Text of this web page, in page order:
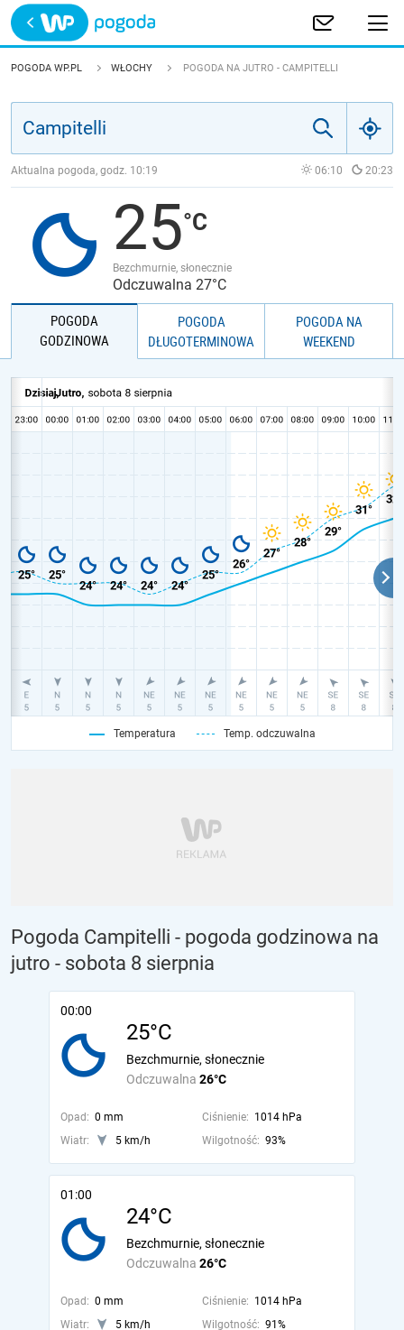
Trwa ładowanie
POLSKA
JAKOŚĆ POWIETRZA
POGODA WP.PL WŁOCHY POGODA NA JUTRO - CAMPITELLI
Aktualna pogoda, godz. 10:19 06:10 20:23
25
Bezchmurnie, słonecznie
Odczuwalna 27°C
POGODA
GODZINOWA
POGODA
DŁUGOTERMINOWA
POGODA NA
WEEKEND
Temperatura Temp. odczuwalna
Pogoda Campitelli - pogoda godzinowa na
jutro - sobota 8 sierpnia
00:00
25°C
Odczuwalna 26°C
Bezchmurnie, słonecznie
Opad: 0 mm Ciśnienie: 1014 hPa
Wiatr:
5 km/h Wilgotność: 93%
01:00
24°C
Odczuwalna 26°C
Bezchmurnie, słonecznie
Opad: 0 mm Ciśnienie: 1014 hPa
Wiatr:
5 km/h Wilgotność: 91%